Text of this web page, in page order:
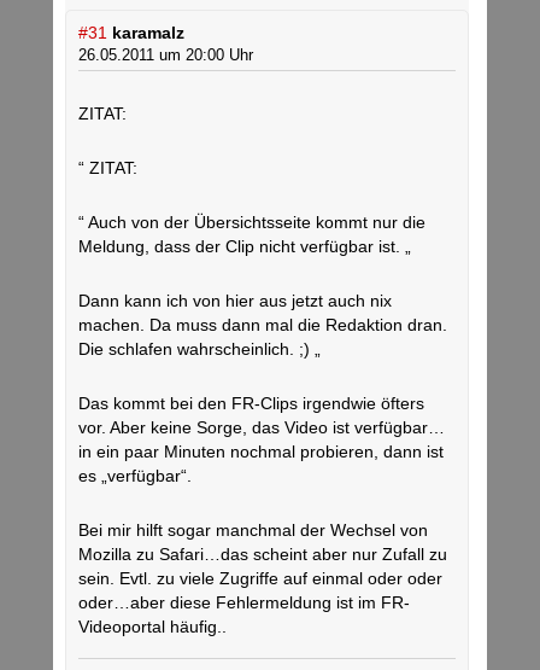
#31 karamalz
26.05.2011 um 20:00 Uhr
ZITAT:
“ ZITAT:
“ Auch von der Übersichtsseite kommt nur die
Meldung, dass der Clip nicht verfügbar ist. „
Dann kann ich von hier aus jetzt auch nix
machen. Da muss dann mal die Redaktion dran.
Die schlafen wahrscheinlich. ;) „
Das kommt bei den FR-Clips irgendwie öfters
vor. Aber keine Sorge, das Video ist verfügbar…
in ein paar Minuten nochmal probieren, dann ist
es „verfügbar“.
Bei mir hilft sogar manchmal der Wechsel von
Mozilla zu Safari…das scheint aber nur Zufall zu
sein. Evtl. zu viele Zugriffe auf einmal oder oder
oder…aber diese Fehlermeldung ist im FR-
Videoportal häufig..